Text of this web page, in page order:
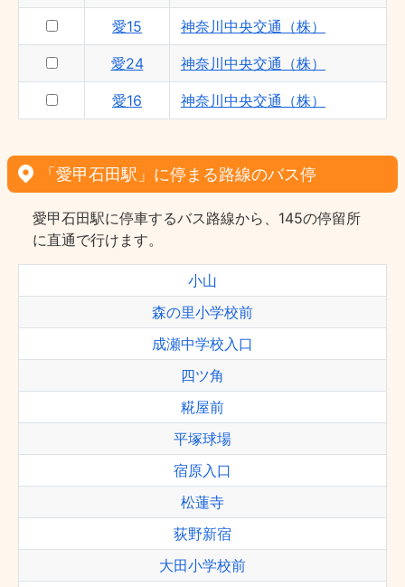
愛15 神奈川中央交通（株）
愛24 神奈川中央交通（株）
愛16 神奈川中央交通（株）
「愛甲石田駅」に停まる路線のバス停
愛甲石田駅に停車するバス路線から、145の停留所
に直通で行けます。
小山
森の里小学校前
成瀬中学校入口
四ツ角
糀屋前
平塚球場
宿原入口
松蓮寺
荻野新宿
大田小学校前